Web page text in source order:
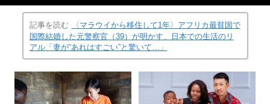
記事を読む
〈マラウイから移住して1年〉アフリカ最貧国で
国際結婚した元警察官（39）が明かす、日本での生活のリ
アル「妻が“あれはすごい”と驚いて…」